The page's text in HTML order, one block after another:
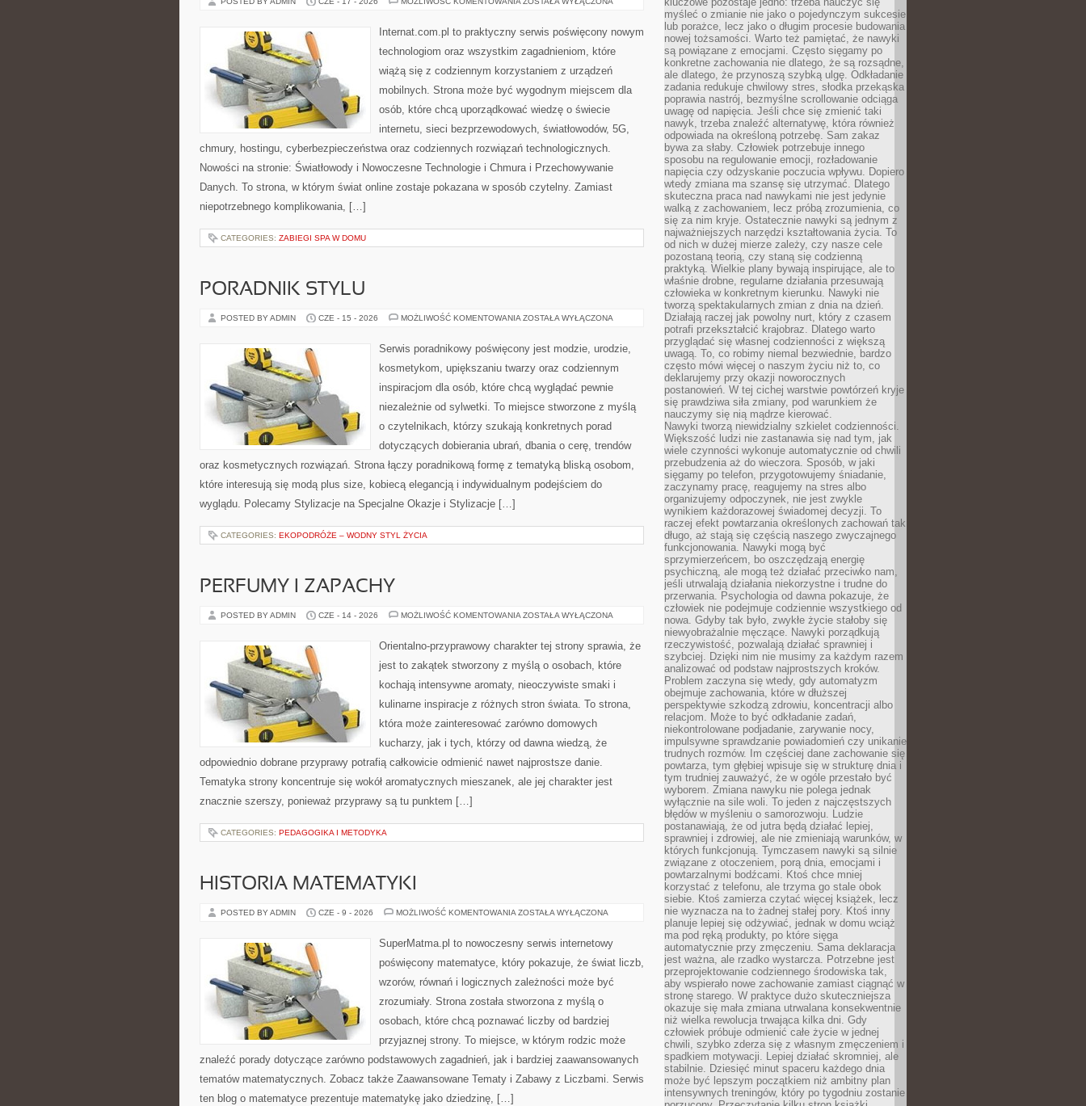
Internat.com.pl to praktyczny serwis poświęcony nowym
technologiom oraz wszystkim zagadnieniom, które
wiążą się z codziennym korzystaniem z urządzeń
mobilnych. Strona może być wygodnym miejscem dla
osób, które chcą uporządkować wiedzę o świecie
internetu, sieci bezprzewodowych, światłowodów, 5G,
chmury, hostingu, cyberbezpieczeństwa oraz codziennych rozwiązań technologicznych.
Nowości na stronie: Światłowody i Nowoczesne Technologie i Chmura i Przechowywanie
Danych. To strona, w którym świat online zostaje pokazana w sposób czytelny. Zamiast
niepotrzebnego komplikowania, […]
CATEGORIES: ZABIEGI SPA W DOMU
PORADNIK STYLU
POSTED BY ADMIN CZE - 15 - 2026 MOŻLIWOŚĆ KOMENTOWANIA PORADNIK
ZOSTAŁA WYŁĄCZONA
Serwis poradnikowy poświęcony jest modzie, urodzie,
kosmetykom, upiększaniu twarzy oraz codziennym
inspiracjom dla osób, które chcą wyglądać pewnie
niezależnie od sylwetki. To miejsce stworzone z myślą
o czytelnikach, którzy szukają konkretnych porad
dotyczących dobierania ubrań, dbania o cerę, trendów
oraz kosmetycznych rozwiązań. Strona łączy poradnikową formę z tematyką bliską osobom,
które interesują się modą plus size, kobiecą elegancją i indywidualnym podejściem do
wyglądu. Polecamy Stylizacje na Specjalne Okazje i Stylizacje […]
CATEGORIES: EKOPODRÓŻE – WODNY STYL ŻYCIA
PERFUMY I ZAPACHY
POSTED BY ADMIN CZE - 14 - 2026 MOŻLIWOŚĆ KOMENTOWANIA PERFUMY
ZOSTAŁA WYŁĄCZONA
Orientalno-przyprawowy charakter tej strony sprawia, że
jest to zakątek stworzony z myślą o osobach, które
kochają intensywne aromaty, nieoczywiste smaki i
kulinarne inspiracje z różnych stron świata. To strona,
która może zainteresować zarówno domowych
kucharzy, jak i tych, którzy od dawna wiedzą, że
odpowiednio dobrane przyprawy potrafią całkowicie odmienić nawet najprostsze danie.
Tematyka strony koncentruje się wokół aromatycznych mieszanek, ale jej charakter jest
znacznie szerszy, ponieważ przyprawy są tu punktem […]
CATEGORIES: PEDAGOGIKA I METODYKA
HISTORIA MATEMATYKI
POSTED BY ADMIN CZE - 9 - 2026 MOŻLIWOŚĆ KOMENTOWANIA HISTORIA
ZOSTAŁA WYŁĄCZONA
SuperMatma.pl to nowoczesny serwis internetowy
poświęcony matematyce, który pokazuje, że świat liczb,
wzorów, równań i logicznych zależności może być
zrozumiały. Strona została stworzona z myślą o
osobach, które chcą poznawać liczby od bardziej
przyjaznej strony. To miejsce, w którym rodzic może
znaleźć porady dotyczące zarówno podstawowych zagadnień, jak i bardziej zaawansowanych
tematów matematycznych. Zobacz także Zaawansowane Tematy i Zabawy z Liczbami. Serwis
ten blog o matematyce prezentuje matematykę jako dziedzinę, […]
myśleć o zmianie nie jako o pojedynczym sukcesie
lub porażce, lecz jako o długim procesie budowania
nowej tożsamości. Warto też pamiętać, że nawyki
są powiązane z emocjami. Często sięgamy po
konkretne zachowania nie dlatego, że są rozsądne,
ale dlatego, że przynoszą szybką ulgę. Odkładanie
zadania redukuje chwilowy stres, słodka przekąska
poprawia nastrój, bezmyślne scrollowanie odciąga
uwagę od napięcia. Jeśli chce się zmienić taki
nawyk, trzeba znaleźć alternatywę, która również
odpowiada na określoną potrzebę. Sam zakaz
bywa za słaby. Człowiek potrzebuje innego
sposobu na regulowanie emocji, rozładowanie
napięcia czy odzyskanie poczucia wpływu. Dopiero
wtedy zmiana ma szansę się utrzymać. Dlatego
skuteczna praca nad nawykami nie jest jedynie
walką z zachowaniem, lecz próbą zrozumienia, co
się za nim kryje. Ostatecznie nawyki są jednym z
najważniejszych narzędzi kształtowania życia. To
od nich w dużej mierze zależy, czy nasze cele
pozostaną teorią, czy staną się codzienną
praktyką. Wielkie plany bywają inspirujące, ale to
właśnie drobne, regularne działania przesuwają
człowieka w konkretnym kierunku. Nawyki nie
tworzą spektakularnych zmian z dnia na dzień.
Działają raczej jak powolny nurt, który z czasem
potrafi przekształcić krajobraz. Dlatego warto
przyglądać się własnej codzienności z większą
uwagą. To, co robimy niemal bezwiednie, bardzo
często mówi więcej o naszym życiu niż to, co
deklarujemy przy okazji noworocznych
postanowień. W tej cichej warstwie powtórzeń kryje
się prawdziwa siła zmiany, pod warunkiem że
nauczymy się nią mądrze kierować.
Nawyki tworzą niewidzialny szkielet codzienności.
Większość ludzi nie zastanawia się nad tym, jak
wiele czynności wykonuje automatycznie od chwili
przebudzenia aż do wieczora. Sposób, w jaki
sięgamy po telefon, przygotowujemy śniadanie,
zaczynamy pracę, reagujemy na stres albo
organizujemy odpoczynek, nie jest zwykle
wynikiem każdorazowej świadomej decyzji. To
raczej efekt powtarzania określonych zachowań tak
długo, aż stają się częścią naszego zwyczajnego
funkcjonowania. Nawyki mogą być
sprzymierzeńcem, bo oszczędzają energię
psychiczną, ale mogą też działać przeciwko nam,
jeśli utrwalają działania niekorzystne i trudne do
przerwania. Psychologia od dawna pokazuje, że
człowiek nie podejmuje codziennie wszystkiego od
nowa. Gdyby tak było, zwykłe życie stałoby się
niewyobrażalnie męczące. Nawyki porządkują
rzeczywistość, pozwalają działać sprawniej i
szybciej. Dzięki nim nie musimy za każdym razem
analizować od podstaw najprostszych kroków.
Problem zaczyna się wtedy, gdy automatyzm
obejmuje zachowania, które w dłuższej
perspektywie szkodzą zdrowiu, koncentracji albo
relacjom. Może to być odkładanie zadań,
niekontrolowane podjadanie, zarywanie nocy,
impulsywne sprawdzanie powiadomień czy unikanie
trudnych rozmów. Im częściej dane zachowanie się
powtarza, tym głębiej wpisuje się w strukturę dnia i
tym trudniej zauważyć, że w ogóle przestało być
wyborem. Zmiana nawyku nie polega jednak
wyłącznie na sile woli. To jeden z najczęstszych
błędów w myśleniu o samorozwoju. Ludzie
postanawiają, że od jutra będą działać lepiej,
sprawniej i zdrowiej, ale nie zmieniają warunków, w
których funkcjonują. Tymczasem nawyki są silnie
związane z otoczeniem, porą dnia, emocjami i
powtarzalnymi bodźcami. Ktoś chce mniej
korzystać z telefonu, ale trzyma go stale obok
siebie. Ktoś zamierza czytać więcej książek, lecz
nie wyznacza na to żadnej stałej pory. Ktoś inny
planuje lepiej się odżywiać, jednak w domu wciąż
ma pod ręką produkty, po które sięga
automatycznie przy zmęczeniu. Sama deklaracja
jest ważna, ale rzadko wystarcza. Potrzebne jest
przeprojektowanie codziennego środowiska tak,
aby wspierało nowe zachowanie zamiast ciągnąć w
stronę starego. W praktyce dużo skuteczniejsza
okazuje się mała zmiana utrwalana konsekwentnie
niż wielka rewolucja trwająca kilka dni. Gdy
człowiek próbuje odmienić całe życie w jednej
chwili, szybko zderza się z własnym zmęczeniem i
spadkiem motywacji. Lepiej działać skromniej, ale
stabilnie. Dziesięć minut spaceru każdego dnia
może być lepszym początkiem niż ambitny plan
intensywnych treningów, który po tygodniu zostanie